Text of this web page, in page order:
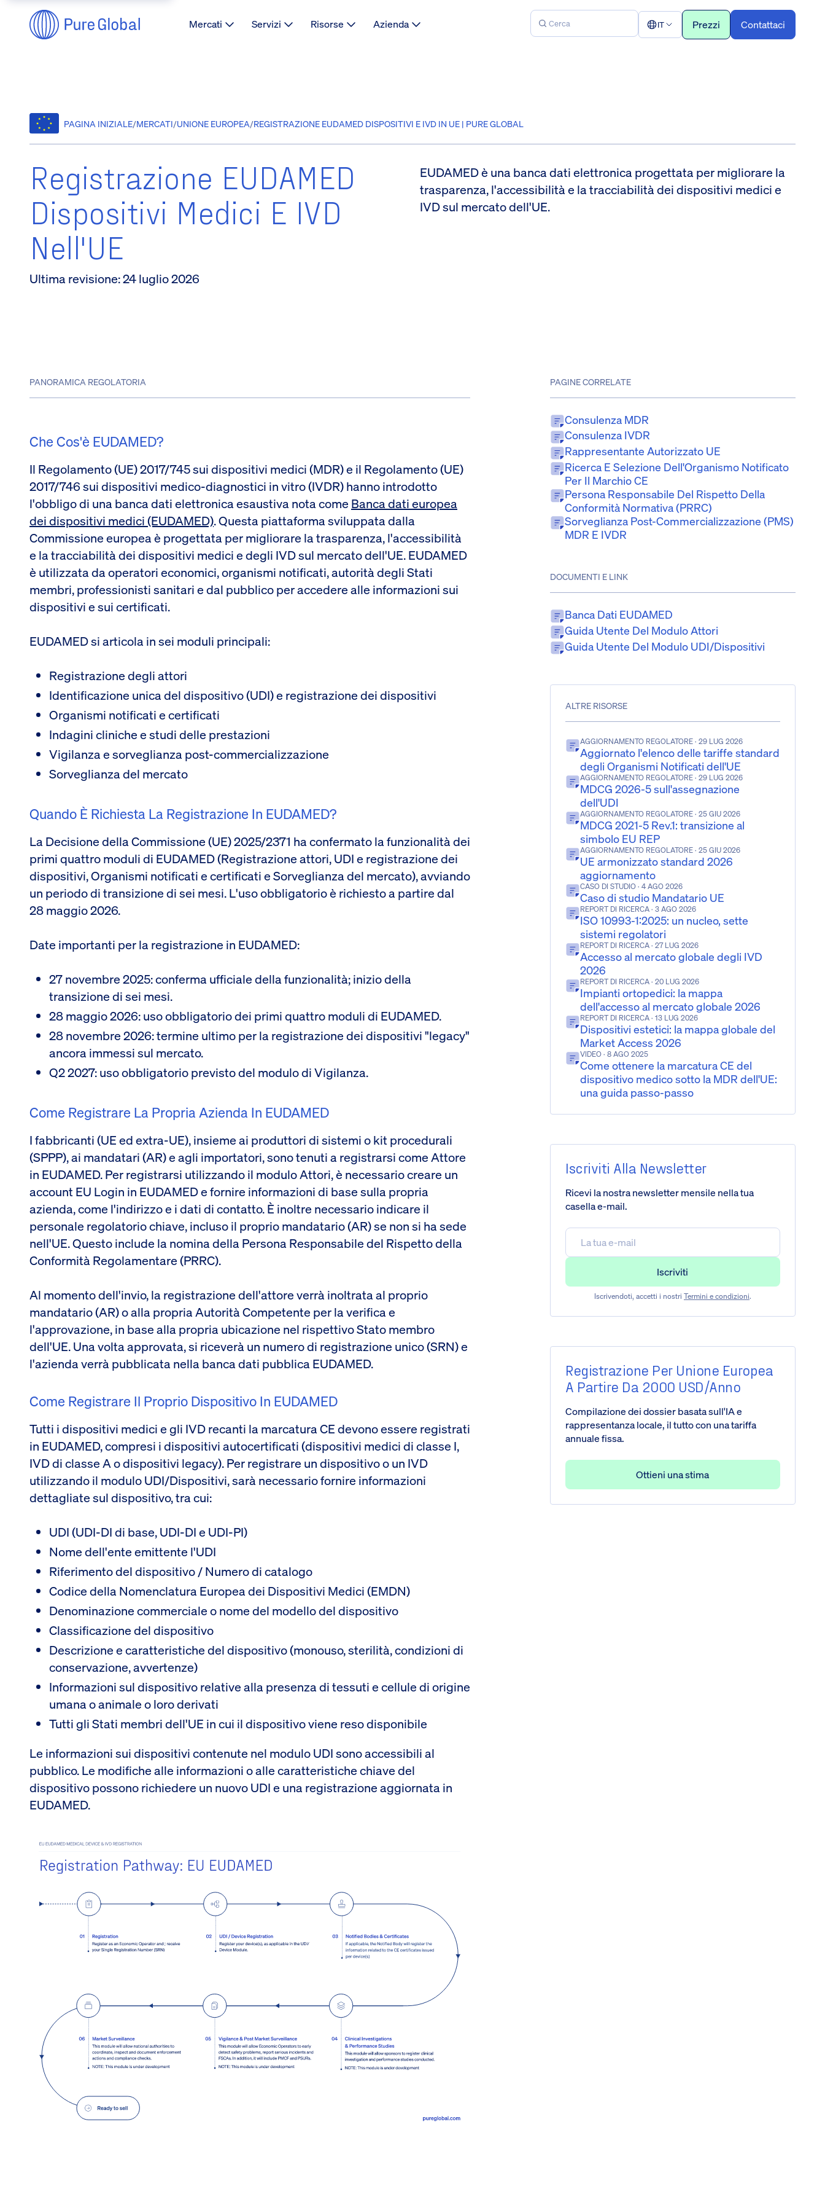
Mercati Servizi Risorse Azienda IT Prezzi Contattaci
PAGINA INIZIALE/MERCATI/UNIONE EUROPEA/REGISTRAZIONE EUDAMED DISPOSITIVI E IVD IN UE | PURE GLOBAL
Registrazione EUDAMED
Dispositivi Medici E IVD
Nell'UE
Ultima revisione:24 luglio 2026
EUDAMED è una banca dati elettronica progettata per migliorare la
trasparenza, l'accessibilità e la tracciabilità dei dispositivi medici e
IVD sul mercato dell'UE.
PANORAMICA REGOLATORIA
Che Cos'è EUDAMED?
Il Regolamento (UE) 2017/745 sui dispositivi medici (MDR) e il Regolamento (UE)
2017/746 sui dispositivi medico-diagnostici in vitro (IVDR) hanno introdotto
l'obbligo di una banca dati elettronica esaustiva nota come Banca dati europea
dei dispositivi medici (EUDAMED). Questa piattaforma sviluppata dalla
Commissione europea è progettata per migliorare la trasparenza, l'accessibilità
e la tracciabilità dei dispositivi medici e degli IVD sul mercato dell'UE. EUDAMED
è utilizzata da operatori economici, organismi notificati, autorità degli Stati
membri, professionisti sanitari e dal pubblico per accedere alle informazioni sui
dispositivi e sui certificati.
EUDAMED si articola in sei moduli principali:
Registrazione degli attori
Identificazione unica del dispositivo (UDI) e registrazione dei dispositivi
Organismi notificati e certificati
Indagini cliniche e studi delle prestazioni
Vigilanza e sorveglianza post-commercializzazione
Sorveglianza del mercato
Quando È Richiesta La Registrazione In EUDAMED?
La Decisione della Commissione (UE) 2025/2371 ha confermato la funzionalità dei
primi quattro moduli di EUDAMED (Registrazione attori, UDI e registrazione dei
dispositivi, Organismi notificati e certificati e Sorveglianza del mercato), avviando
un periodo di transizione di sei mesi. L'uso obbligatorio è richiesto a partire dal
28 maggio 2026.
Date importanti per la registrazione in EUDAMED:
27 novembre 2025: conferma ufficiale della funzionalità; inizio della
transizione di sei mesi.
28 maggio 2026: uso obbligatorio dei primi quattro moduli di EUDAMED.
28 novembre 2026: termine ultimo per la registrazione dei dispositivi "legacy"
ancora immessi sul mercato.
Q2 2027: uso obbligatorio previsto del modulo di Vigilanza.
Come Registrare La Propria Azienda In EUDAMED
I fabbricanti (UE ed extra-UE), insieme ai produttori di sistemi o kit procedurali
(SPPP), ai mandatari (AR) e agli importatori, sono tenuti a registrarsi come Attore
in EUDAMED. Per registrarsi utilizzando il modulo Attori, è necessario creare un
account EU Login in EUDAMED e fornire informazioni di base sulla propria
azienda, come l'indirizzo e i dati di contatto. È inoltre necessario indicare il
personale regolatorio chiave, incluso il proprio mandatario (AR) se non si ha sede
nell'UE. Questo include la nomina della Persona Responsabile del Rispetto della
Conformità Regolamentare (PRRC).
Al momento dell'invio, la registrazione dell'attore verrà inoltrata al proprio
mandatario (AR) o alla propria Autorità Competente per la verifica e
l'approvazione, in base alla propria ubicazione nel rispettivo Stato membro
dell'UE. Una volta approvata, si riceverà un numero di registrazione unico (SRN) e
l'azienda verrà pubblicata nella banca dati pubblica EUDAMED.
Come Registrare Il Proprio Dispositivo In EUDAMED
Tutti i dispositivi medici e gli IVD recanti la marcatura CE devono essere registrati
in EUDAMED, compresi i dispositivi autocertificati (dispositivi medici di classe I,
IVD di classe A o dispositivi legacy). Per registrare un dispositivo o un IVD
utilizzando il modulo UDI/Dispositivi, sarà necessario fornire informazioni
dettagliate sul dispositivo, tra cui:
UDI (UDI-DI di base, UDI-DI e UDI-PI)
Nome dell'ente emittente l'UDI
Riferimento del dispositivo / Numero di catalogo
Codice della Nomenclatura Europea dei Dispositivi Medici (EMDN)
Denominazione commerciale o nome del modello del dispositivo
Classificazione del dispositivo
Descrizione e caratteristiche del dispositivo (monouso, sterilità, condizioni di
conservazione, avvertenze)
Informazioni sul dispositivo relative alla presenza di tessuti e cellule di origine
umana o animale o loro derivati
Tutti gli Stati membri dell'UE in cui il dispositivo viene reso disponibile
Le informazioni sui dispositivi contenute nel modulo UDI sono accessibili al
pubblico. Le modifiche alle informazioni o alle caratteristiche chiave del
dispositivo possono richiedere un nuovo UDI e una registrazione aggiornata in
EUDAMED.
PAGINE CORRELATE
Consulenza MDR
Consulenza IVDR
Rappresentante Autorizzato UE
Ricerca E Selezione Dell'Organismo Notificato
Per Il Marchio CE
Persona Responsabile Del Rispetto Della
Conformità Normativa (PRRC)
Sorveglianza Post-Commercializzazione (PMS)
MDR E IVDR
DOCUMENTI E LINK
Banca Dati EUDAMED
Guida Utente Del Modulo Attori
Guida Utente Del Modulo UDI/Dispositivi
ALTRE RISORSE
AGGIORNAMENTO REGOLATORE · 29 LUG 2026
Aggiornato l'elenco delle tariffe standard
degli Organismi Notificati dell'UE
AGGIORNAMENTO REGOLATORE · 29 LUG 2026
MDCG 2026-5 sull'assegnazione
dell'UDI
AGGIORNAMENTO REGOLATORE · 25 GIU 2026
MDCG 2021-5 Rev.1: transizione al
simbolo EU REP
AGGIORNAMENTO REGOLATORE · 25 GIU 2026
UE armonizzato standard 2026
aggiornamento
CASO DI STUDIO · 4 AGO 2026
Caso di studio Mandatario UE
REPORT DI RICERCA · 3 AGO 2026
ISO 10993-1:2025: un nucleo, sette
sistemi regolatori
REPORT DI RICERCA · 27 LUG 2026
Accesso al mercato globale degli IVD
2026
REPORT DI RICERCA · 20 LUG 2026
Impianti ortopedici: la mappa
dell'accesso al mercato globale 2026
REPORT DI RICERCA · 13 LUG 2026
Dispositivi estetici: la mappa globale del
Market Access 2026
VIDEO · 8 AGO 2025
Come ottenere la marcatura CE del
dispositivo medico sotto la MDR dell'UE:
una guida passo-passo
Iscriviti Alla Newsletter
Ricevi la nostra newsletter mensile nella tua
casella e-mail.
Iscrivendoti, accetti i nostri Termini e condizioni.
Registrazione Per Unione Europea
A Partire Da 2000 USD/anno
Compilazione dei dossier basata sull'IA e
rappresentanza locale, il tutto con una tariffa
annuale fissa.
Ottieni una stima